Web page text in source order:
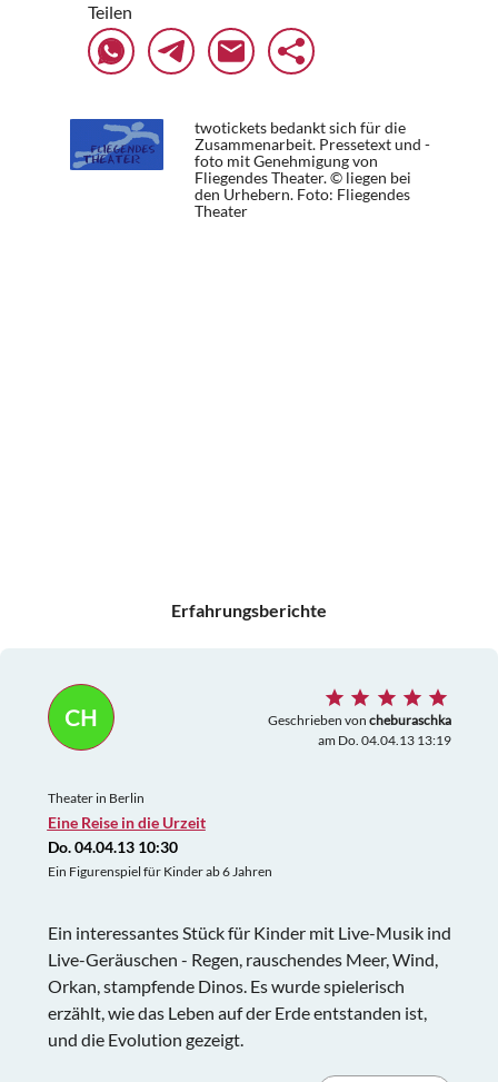
Teilen
twotickets bedankt sich für die
Zusammenarbeit. Pressetext und -
foto mit Genehmigung von
Fliegendes Theater. © liegen bei
den Urhebern. Foto: Fliegendes
Theater
Erfahrungsberichte
CH Geschrieben von cheburaschka
am Do. 04.04.13 13:19
Theater in Berlin
Eine Reise in die Urzeit
Do. 04.04.13 10:30
Ein Figurenspiel für Kinder ab 6 Jahren
Ein interessantes Stück für Kinder mit Live-Musik ind
Live-Geräuschen - Regen, rauschendes Meer, Wind,
Orkan, stampfende Dinos. Es wurde spielerisch
erzählt, wie das Leben auf der Erde entstanden ist,
und die Evolution gezeigt.